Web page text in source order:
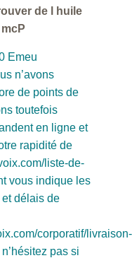
de l huile
Emeu
n’avons
de points de
toutefois
en ligne et
rapidité de
liste-de-
vous indique les
délais de
corporatif/livraison-
pas si